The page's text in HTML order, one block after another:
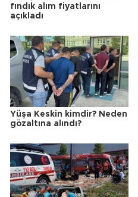
fındık alım fiyatlarını
açıkladı
Yüşa Keskin kimdir? Neden
gözaltına alındı?